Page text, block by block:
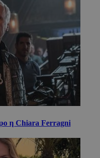
η Chiara Ferragni